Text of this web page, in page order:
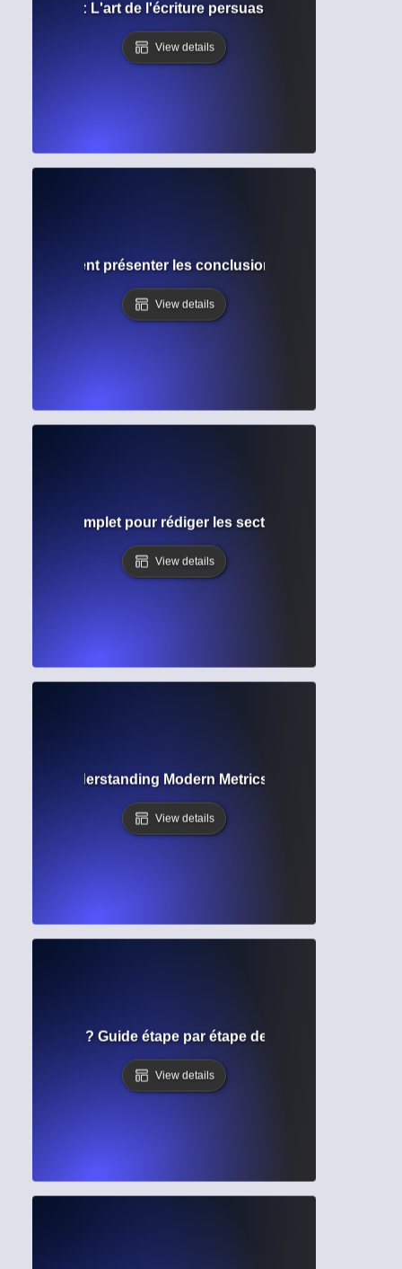
rhétorique : L'art de l'écriture persuasive et de la
View details
: Comment présenter les conclusions dans les articles
View details
? Guide complet pour rédiger les sections de
View details
Understanding Modern Metrics Beyond Citation
View details
? Guide étape par étape des exigences pour
View details